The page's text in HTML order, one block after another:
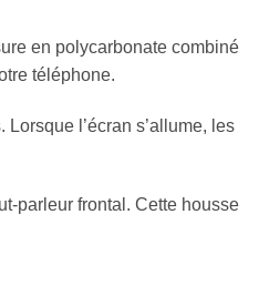
en polycarbonate combiné
téléphone.
l’écran s’allume, les
parleur frontal. Cette housse